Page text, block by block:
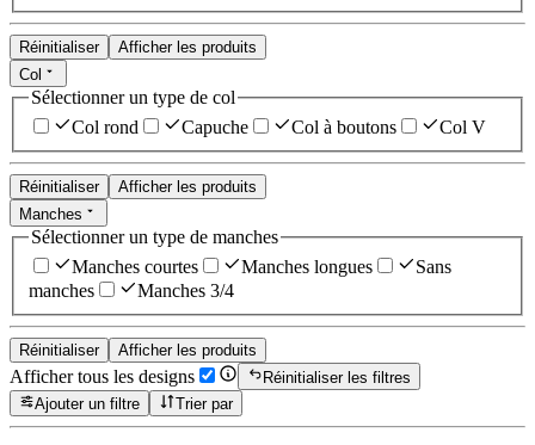
Réinitialiser
Afficher les produits
Col
Sélectionner un type de col
Col rond
Capuche Col à boutons Col V
Réinitialiser
Afficher les produits
Manches
Sélectionner un type de manches
Manches courtes
Manches longues
Sans
manches
Manches 3/4
Réinitialiser Afficher les produits
Afficher tous les designs
Réinitialiser les filtres
Ajouter un filtre
Trier par